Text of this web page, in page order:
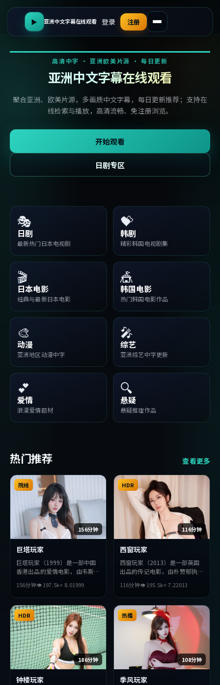
▶ 亚洲中文字幕在线观看 登录 注册
高清中字 · 亚洲欧美片源 · 每日更新
亚洲中文字幕在线观看
聚合亚洲、欧美片源，多画质中文字幕，每日更新推荐；支持在
线检索与播放，高清流畅、免注册浏览。
开始观看
日剧专区
🎭
日剧
最新热门日本电视剧
💝
韩剧
精彩韩国电视剧集
🎬
日本电影
经典与最新日本电影
🎪
韩国电影
热门韩国电影作品
🎨
动漫
亚洲地区动漫中字
🎤
综艺
亚洲综艺中字更新
💕
爱情
浪漫爱情题材
🔍
悬疑
悬疑推理作品
热门推荐 查看更多
156分钟
院线
巨塔玩家
巨塔玩家（1999）是一部中国
香港出品的爱情电影，由韦斯
梅、张译、宋康昊等主演。影片
在叙事与视听上力求突破，探讨
人性与抉择，节奏张弛有度，适
合喜欢该类型的观众完整观看。
156分钟👁197.5k⭐ 8.01999
116分钟
HDR
西窗玩家
西窗玩家（2013）是一部英国
出品的传记电影，由朴赞郁执
等主演。影片在叙事与视听上力
求突破，探讨人性与抉择，节奏
张弛有度，适合喜欢该类型的观
众完整观看。
116分钟👁195.5k⭐7.22013
186分钟
HDR
钟楼玩家
108分钟
热播
季风玩家